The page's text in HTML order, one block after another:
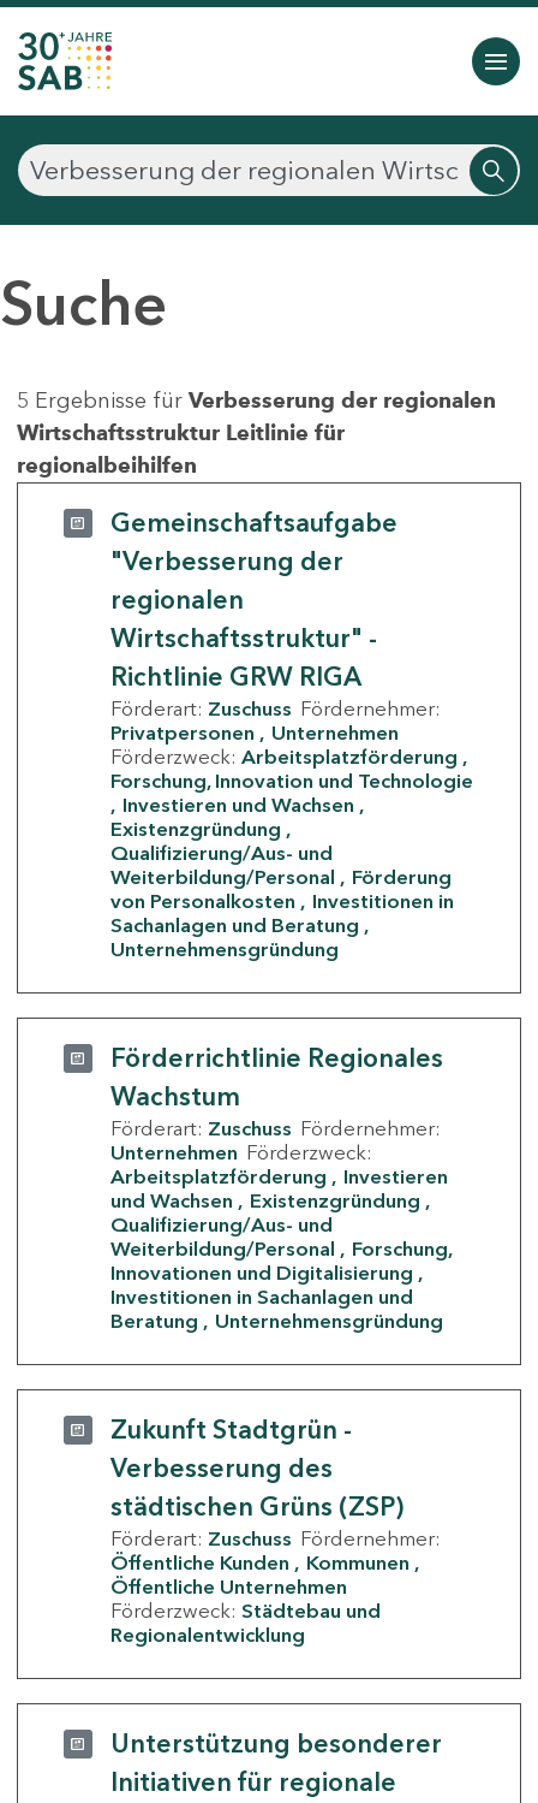
Suche
5 Ergebnisse für Verbesserung der regionalen
Wirtschaftsstruktur Leitlinie für
regionalbeihilfen
Gemeinschaftsaufgabe
"Verbesserung der
regionalen
Wirtschaftsstruktur" -
Richtlinie GRW RIGA
Förderart: Zuschuss Fördernehmer:
Privatpersonen
Unternehmen
Förderzweck: Arbeitsplatzförderung
Forschung, Innovation und Technologie
Investieren und Wachsen
Existenzgründung
Qualifizierung/Aus- und
Weiterbildung/Personal
Förderung
von Personalkosten
Investitionen in
Sachanlagen und Beratung
Unternehmensgründung
Förderrichtlinie Regionales
Wachstum
Förderart: Zuschuss Fördernehmer:
Unternehmen Förderzweck:
Arbeitsplatzförderung
Investieren
und Wachsen
Existenzgründung
Qualifizierung/Aus- und
Weiterbildung/Personal
Forschung,
Innovationen und Digitalisierung
Investitionen in Sachanlagen und
Beratung
Unternehmensgründung
Zukunft Stadtgrün -
Verbesserung des
städtischen Grüns (ZSP)
Förderart: Zuschuss Fördernehmer:
Öffentliche Kunden
Kommunen
Öffentliche Unternehmen
Förderzweck: Städtebau und
Regionalentwicklung
Unterstützung besonderer
Initiativen für regionale